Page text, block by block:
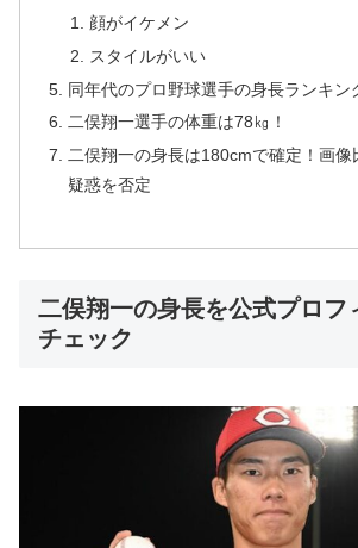
顔がイケメン
スタイルがいい
同年代のプロ野球選手の身長ランキン
二俣翔一選手の体重は78㎏！
二俣翔一の身長は180cmで確定！画像
疑惑を否定
二俣翔一の身長を公式プロフ
チェック